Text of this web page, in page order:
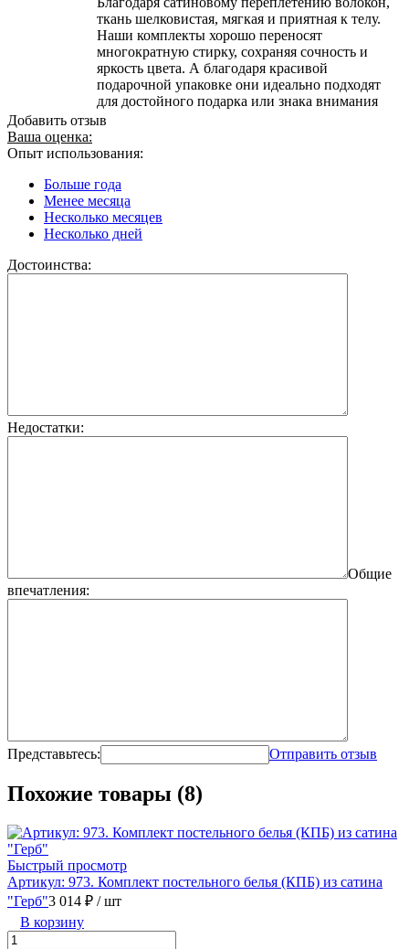
ткань шелковистая, мягкая и приятная к телу.
Наши комплекты хорошо переносят
многократную стирку, сохраняя сочность и
яркость цвета. А благодаря красивой
подарочной упаковке они идеально подходят
для достойного подарка или знака внимания
Добавить отзыв
Ваша оценка:
Опыт использования:
Больше года
Менее месяца
Несколько месяцев
Несколько дней
Достоинства:
Недостатки:
Общие
впечатления:
Представьтесь: Отправить отзыв
Похожие товары (8)
Быстрый просмотр
Артикул: 973. Комплект постельного белья (КПБ) из сатина
"Герб"3 014 ₽ / шт
В корзину